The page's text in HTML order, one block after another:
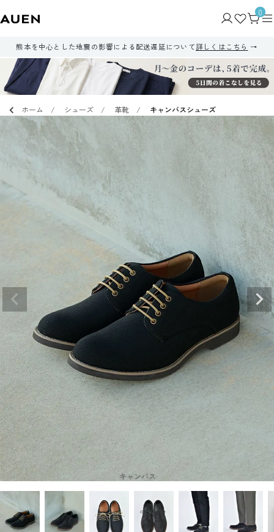
0
熊本を中心とした地震の影響による配送遅延について詳しくはこちら
ホーム シューズ 革靴 キャンバスシューズ
キャンバス